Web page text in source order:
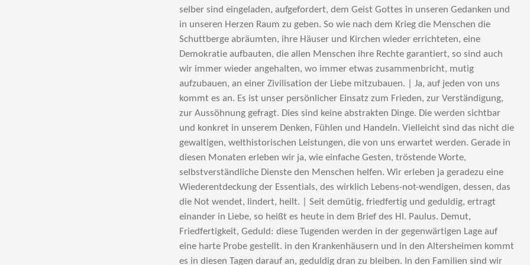
selber sind eingeladen, aufgefordert, dem Geist Gottes in unseren Gedanken und
in unseren Herzen Raum zu geben. So wie nach dem Krieg die Menschen die
Schuttberge abräumten, ihre Häuser und Kirchen wieder errichteten, eine
Demokratie aufbauten, die allen Menschen ihre Rechte garantiert, so sind auch
wir immer wieder angehalten, wo immer etwas zusammenbricht, mutig
aufzubauen, an einer Zivilisation der Liebe mitzubauen. | Ja, auf jeden von uns
kommt es an. Es ist unser persönlicher Einsatz zum Frieden, zur Verständigung,
zur Aussöhnung gefragt. Dies sind keine abstrakten Dinge. Die werden sichtbar
und konkret in unserem Denken, Fühlen und Handeln. Vielleicht sind das nicht die
gewaltigen, welthistorischen Leistungen, die von uns erwartet werden. Gerade in
diesen Monaten erleben wir ja, wie einfache Gesten, tröstende Worte,
selbstverständliche Dienste den Menschen helfen. Wir erleben ja geradezu eine
Wiederentdeckung der Essentials, des wirklich Lebens-not-wendigen, dessen, das
die Not wendet, lindert, heilt. | Seit demütig, friedfertig und geduldig, ertragt
einander in Liebe, so heißt es heute in dem Brief des Hl. Paulus. Demut,
Friedfertigkeit, Geduld: diese Tugenden werden in der gegenwärtigen Lage auf
eine harte Probe gestellt. in den Krankenhäusern und in den Altersheimen kommt
es in diesen Tagen darauf an, geduldig dran zu bleiben. In den Familien sind wir